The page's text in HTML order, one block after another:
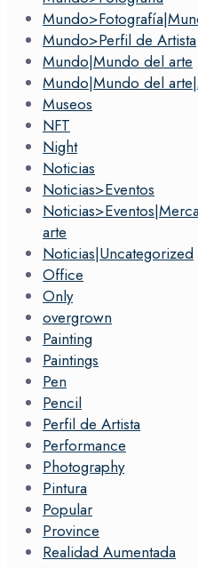
Mundo>Perfil de Artista
Mundo|Mundo del arte
Mundo|Mundo del
Museos
NFT
Night
Noticias
Noticias>Eventos
arte
Noticias|Uncategorized
Office
Only
overgrown
Painting
Paintings
Pen
Pencil
Perfil de Artista
Performance
Photography
Pintura
Popular
Province
Realidad Aumentada